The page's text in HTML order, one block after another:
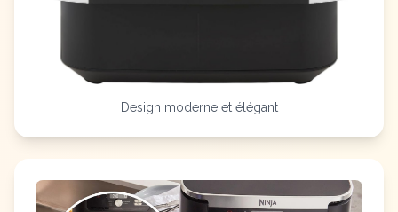
Design moderne et élégant